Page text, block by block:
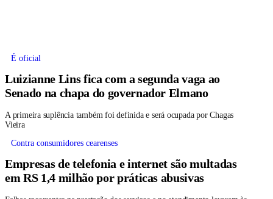
É oficial
Luizianne Lins fica com a segunda vaga ao
Senado na chapa do governador Elmano
A primeira suplência também foi definida e será ocupada por Chagas
Vieira
Contra consumidores cearenses
Empresas de telefonia e internet são multadas
em RS 1,4 milhão por práticas abusivas